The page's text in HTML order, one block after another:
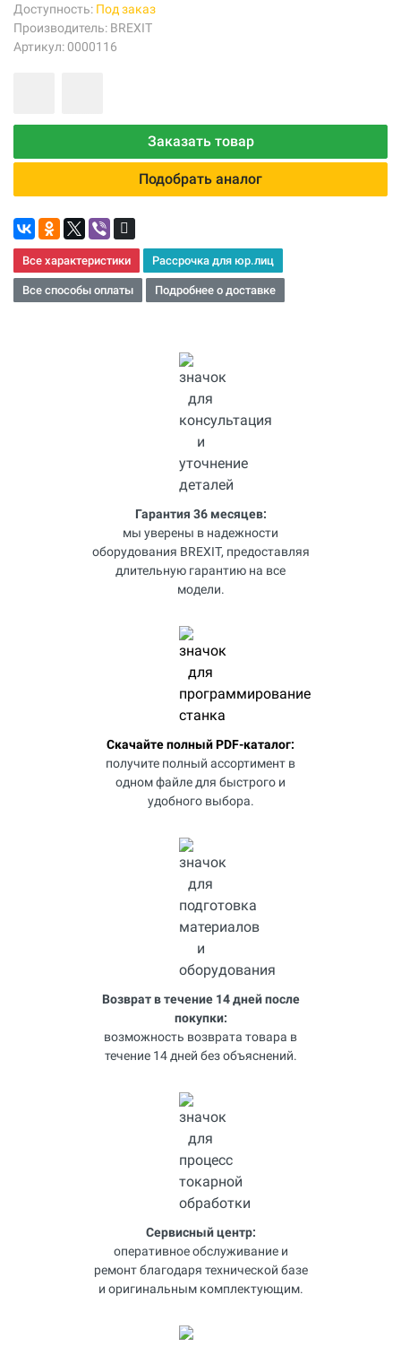
Доступность: Под заказ
Производитель: BREXIT
Артикул: 0000116
Заказать товар
Подобрать аналог
Все характеристики Рассрочка для юр.лиц
Все способы оплаты Подробнее о доставке
Гарантия 36 месяцев:
мы уверены в надежности
оборудования BREXIT, предоставляя
длительную гарантию на все
модели.
Скачайте полный PDF-каталог:
получите полный ассортимент в
одном файле для быстрого и
удобного выбора.
Возврат в течение 14 дней после
покупки:
возможность возврата товара в
течение 14 дней без объяснений.
Сервисный центр:
оперативное обслуживание и
ремонт благодаря технической базе
и оригинальным комплектующим.